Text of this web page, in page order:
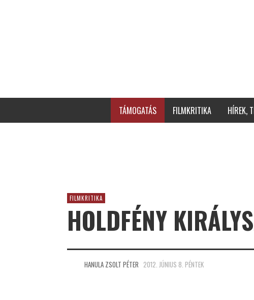
TÁMOGATÁS FILMKRITIKA HÍREK,
FILMKRITIKA
HOLDFÉNY
HANULA ZSOLT PÉTER 2012. JÚNIUS 8. PÉNTEK